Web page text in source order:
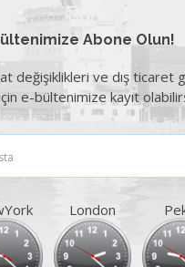
Abone Olun!
değişiklikleri ve dış ticaret
e-bültenimize kayıt
London